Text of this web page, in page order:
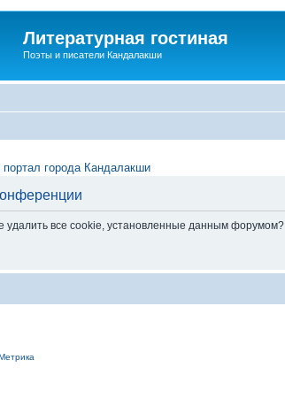
Литературная гостиная
Поэты и писатели Кандалакши
города Кандалакши
удалить все cookie, установленные данным форумом?